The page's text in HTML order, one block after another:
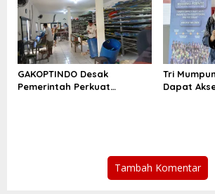
GAKOPTINDO Desak
Pemerintah Perkuat
Tri
Dapat
Tambah Komentar